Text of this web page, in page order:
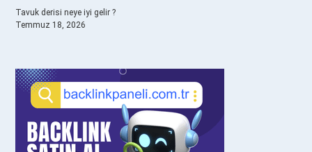
Tavuk derisi neye iyi gelir ?
Temmuz 18, 2026